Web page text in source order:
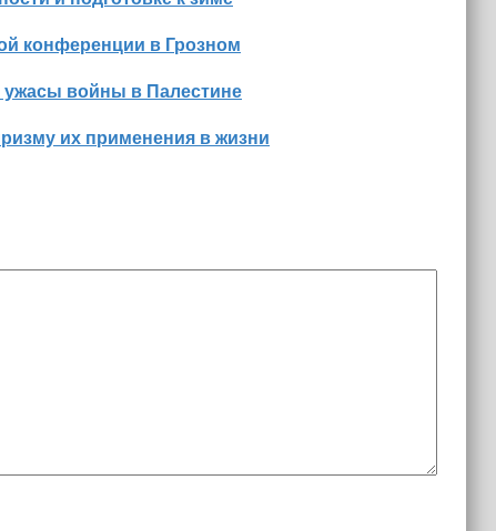
конференции в Грозном
ужасы войны в Палестине
их применения в жизни